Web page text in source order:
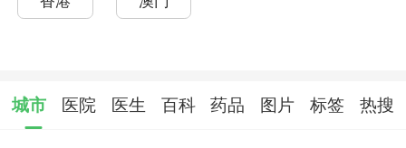
城市 医院 医生 百科 药品 图片 标签 热搜